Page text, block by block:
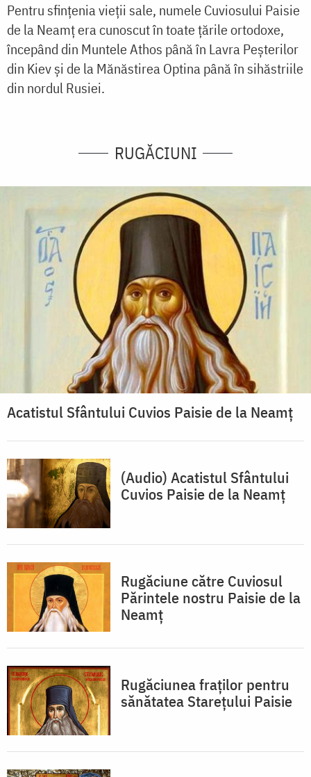
Pentru sfințenia vieții sale, numele Cuviosului Paisie
de la Neamț era cunoscut în toate țările ortodoxe,
începând din Muntele Athos până în Lavra Peșterilor
din Kiev și de la Mănăstirea Optina până în sihăstriile
din nordul Rusiei.
RUGĂCIUNI
Acatistul Sfântului Cuvios Paisie de la Neamț
(Audio) Acatistul Sfântului
Cuvios Paisie de la Neamţ
Rugăciune către Cuviosul
Părintele nostru Paisie de la
Neamț
Rugăciunea fraţilor pentru
sănătatea Starețului Paisie